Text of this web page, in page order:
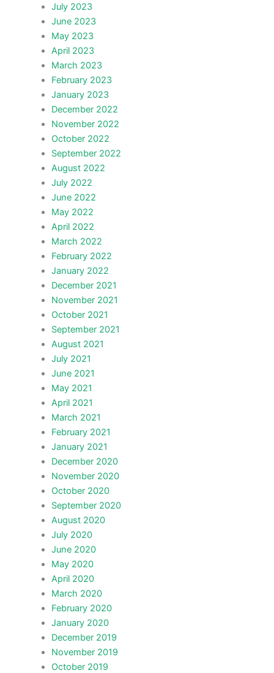
July 2023
June 2023
May 2023
April 2023
March 2023
February 2023
January 2023
December 2022
November 2022
October 2022
September 2022
August 2022
July 2022
June 2022
May 2022
April 2022
March 2022
February 2022
January 2022
December 2021
November 2021
October 2021
September 2021
August 2021
July 2021
June 2021
May 2021
April 2021
March 2021
February 2021
January 2021
December 2020
November 2020
October 2020
September 2020
August 2020
July 2020
June 2020
May 2020
April 2020
March 2020
February 2020
January 2020
December 2019
November 2019
October 2019